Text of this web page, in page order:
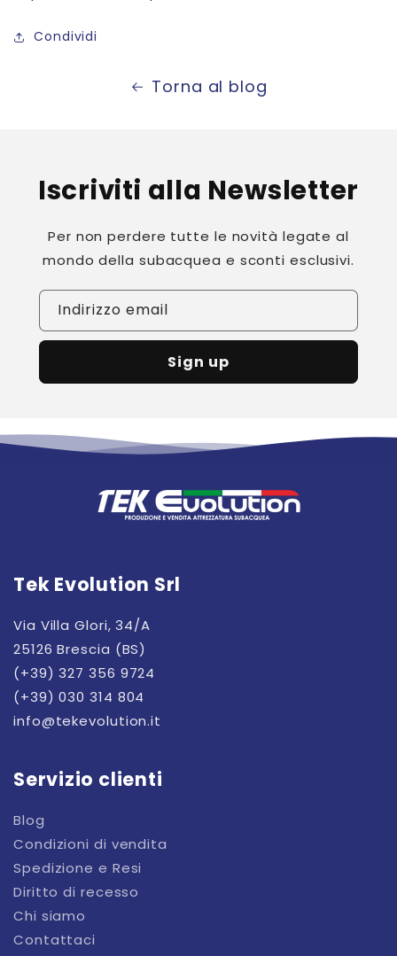
Condividi
Torna al blog
Iscriviti alla Newsletter
Per non perdere tutte le novità legate al
mondo della subacquea e sconti esclusivi.
Indirizzo email
Sign up
Tek Evolution Srl
Via Villa Glori, 34/A
25126 Brescia (BS)
(+39) 327 356 9724
(+39) 030 314 804
info@tekevolution.it
Servizio clienti
Blog
Condizioni di vendita
Spedizione e Resi
Diritto di recesso
Chi siamo
Contattaci